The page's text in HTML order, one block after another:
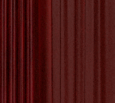
COMMENTS
Ontdek